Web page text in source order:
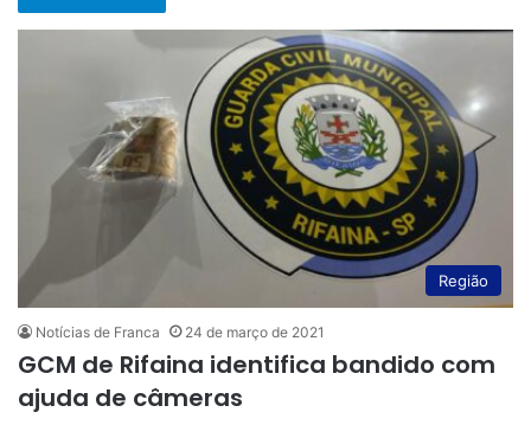
Região
Notícias de Franca 24 de março de 2021
GCM de Rifaina identifica bandido com
ajuda de câmeras